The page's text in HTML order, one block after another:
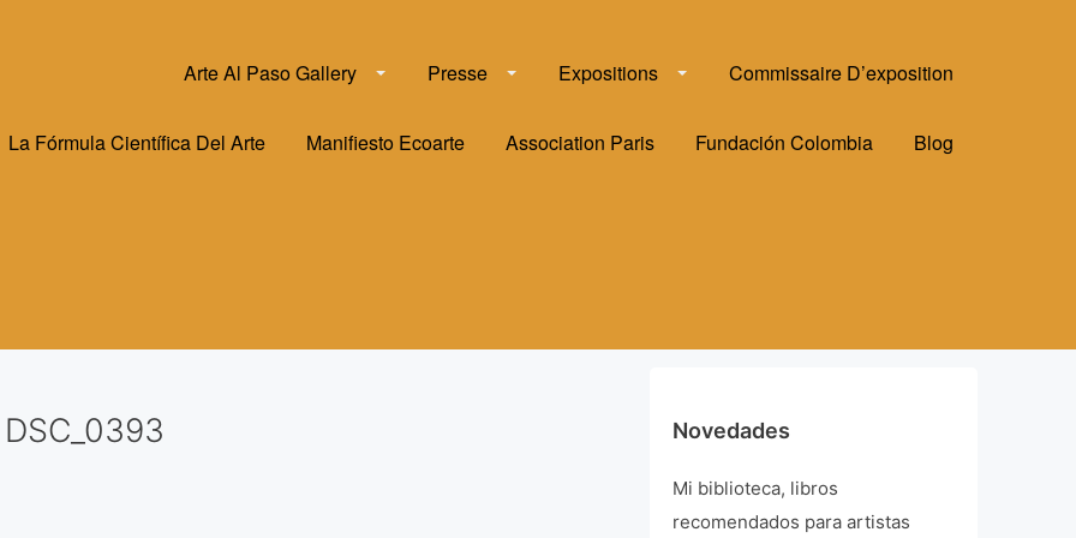
Arte Al Paso Gallery Presse Expositions Commissaire D’exposition
La Fórmula Científica Del Arte Manifiesto Ecoarte Association Paris Fundación Colombia Blog
DSC_0393 Novedades
Mi biblioteca, libros
recomendados para artistas